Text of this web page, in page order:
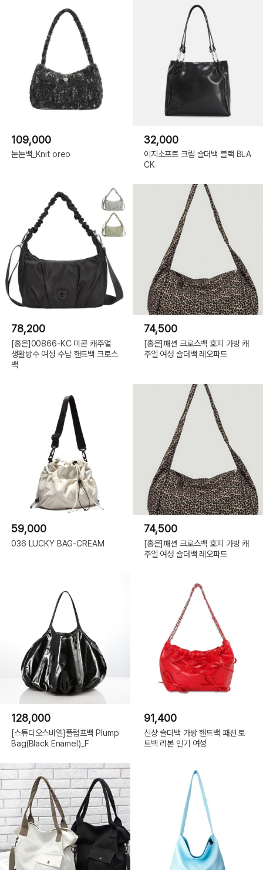
109,000
눈눈백_Knit oreo
32,000
이지소프트 크림 숄더백 블랙 BLA
CK
78,200
[홍은]00866-KC 미콘 캐주얼
생활방수 여성 수납 핸드백 크로스
백
74,500
[홍은]패션 크로스백 호피 가방 캐
주얼 여성 숄더백 레오파드
59,000
036 LUCKY BAG-CREAM
74,500
[홍은]패션 크로스백 호피 가방 캐
주얼 여성 숄더백 레오파드
128,000
[스튜디오스비엘]플럼프백 Plump
Bag(Black Enamel)_F
91,400
신상 숄더백 가방 핸드백 패션 토
트백 리본 인기 여성